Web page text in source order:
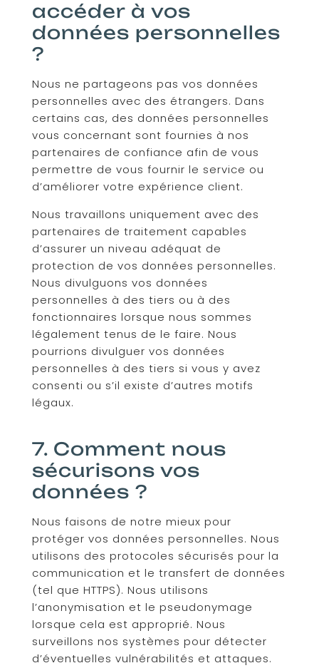
accéder à vos
données personnelles
?
Nous ne partageons pas vos données
personnelles avec des étrangers. Dans
certains cas, des données personnelles
vous concernant sont fournies à nos
partenaires de confiance afin de vous
permettre de vous fournir le service ou
d’améliorer votre expérience client.
Nous travaillons uniquement avec des
partenaires de traitement capables
d’assurer un niveau adéquat de
protection de vos données personnelles.
Nous divulguons vos données
personnelles à des tiers ou à des
fonctionnaires lorsque nous sommes
légalement tenus de le faire. Nous
pourrions divulguer vos données
personnelles à des tiers si vous y avez
consenti ou s’il existe d’autres motifs
légaux.
7. Comment nous
sécurisons vos
données ?
Nous faisons de notre mieux pour
protéger vos données personnelles. Nous
utilisons des protocoles sécurisés pour la
communication et le transfert de données
(tel que HTTPS). Nous utilisons
l’anonymisation et le pseudonymage
lorsque cela est approprié. Nous
surveillons nos systèmes pour détecter
d’éventuelles vulnérabilités et attaques.